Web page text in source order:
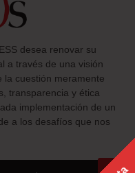
desea renovar su
a través de una visión
la cuestión meramente
transparencia y ética
implementación de un
a los desafíos que nos